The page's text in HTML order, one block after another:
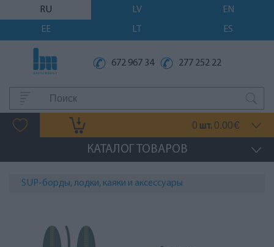
RU LV
EN
EE
LT ES
672 967 34 277 252 22
0 шт. 0.00€
КАТАЛОГ ТОВАРОВ
SUP-борды, лодки, каяки и аксессуары